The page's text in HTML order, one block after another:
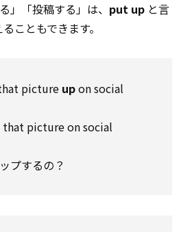
」「投稿する」は、 put up と言
こともできます。
picture upon social
that picture on social
プするの？